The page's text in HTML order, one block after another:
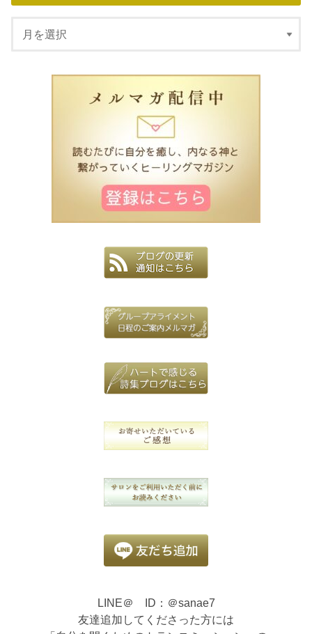
LINE＠ ID：＠sanae7
友達追加してくださった方には